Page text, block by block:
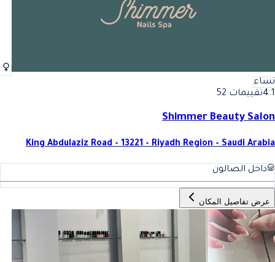
نساء
4.1تقييمات 52
Shimmer Beauty Salon
King Abdulaziz Road - 13221 - Riyadh Region - Saudi Arabia
داخل الصالون
عرض تفاصيل المكان